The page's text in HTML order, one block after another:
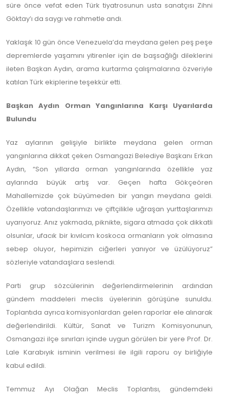
süre önce vefat eden Türk tiyatrosunun usta sanatçısı Zihni
Göktay’ı da saygı ve rahmetle andı.
Yaklaşık 10 gün önce Venezuela’da meydana gelen peş peşe
depremlerde yaşamını yitirenler için de başsağlığı dileklerini
ileten Başkan Aydın, arama kurtarma çalışmalarına özveriyle
katılan Türk ekiplerine teşekkür etti.
Başkan Aydın Orman Yangınlarına Karşı Uyarılarda
Bulundu
Yaz aylarının gelişiyle birlikte meydana gelen orman
yangınlarına dikkat çeken Osmangazi Belediye Başkanı Erkan
Aydın, “Son yıllarda orman yangınlarında özellikle yaz
aylarında büyük artış var. Geçen hafta Gökçeören
Mahallemizde çok büyümeden bir yangın meydana geldi.
Özellikle vatandaşlarımızı ve çiftçilikle uğraşan yurttaşlarımızı
uyarıyoruz. Anız yakmada, piknikte, sigara atmada çok dikkatli
olsunlar, ufacık bir kıvılcım koskoca ormanların yok olmasına
sebep oluyor, hepimizin ciğerleri yanıyor ve üzülüyoruz”
sözleriyle vatandaşlara seslendi.
Parti grup sözcülerinin değerlendirmelerinin ardından
gündem maddeleri meclis üyelerinin görüşüne sunuldu.
Toplantıda ayrıca komisyonlardan gelen raporlar ele alınarak
değerlendirildi. Kültür, Sanat ve Turizm Komisyonunun,
Osmangazi ilçe sınırları içinde uygun görülen bir yere Prof. Dr.
Lale Karabıyık isminin verilmesi ile ilgili raporu oy birliğiyle
kabul edildi.
Temmuz Ayı Olağan Meclis Toplantısı, gündemdeki